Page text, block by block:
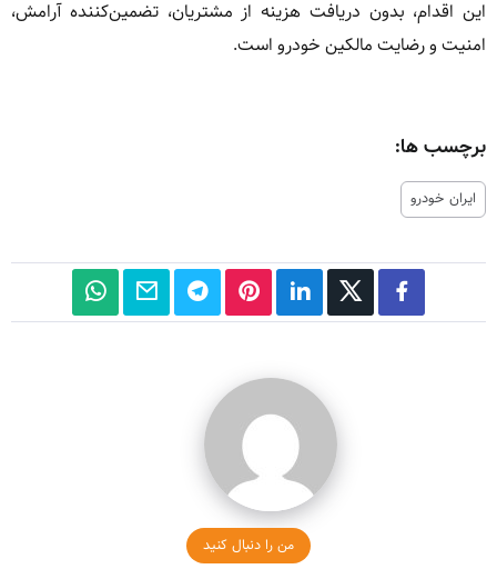
این اقدام، بدون دریافت هزینه از مشتریان، تضمین‌کننده آرامش،
امنیت و رضایت مالکین خودرو است.
برچسب ها:
ایران خودرو
من را دنبال کنید